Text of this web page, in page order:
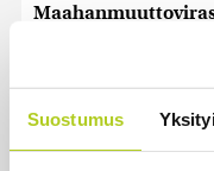
Suostumus
yrityksistä
Keskustan Siika-
gallupin todellinen